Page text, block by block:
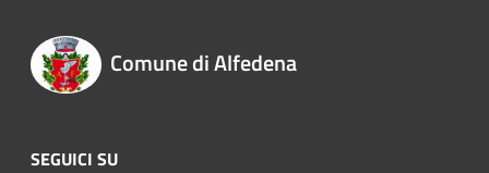
Comune di Alfedena
SEGUICI SU